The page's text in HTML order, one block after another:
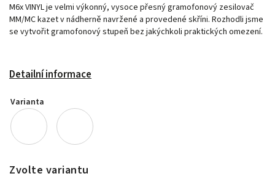
M6x VINYL je velmi výkonný, vysoce přesný gramofonový zesilovač
MM/MC kazet v nádherně navržené a provedené skříni. Rozhodli jsme
se vytvořit gramofonový stupeň bez jakýchkoli praktických omezení.
Detailní informace
Varianta
Zvolte variantu